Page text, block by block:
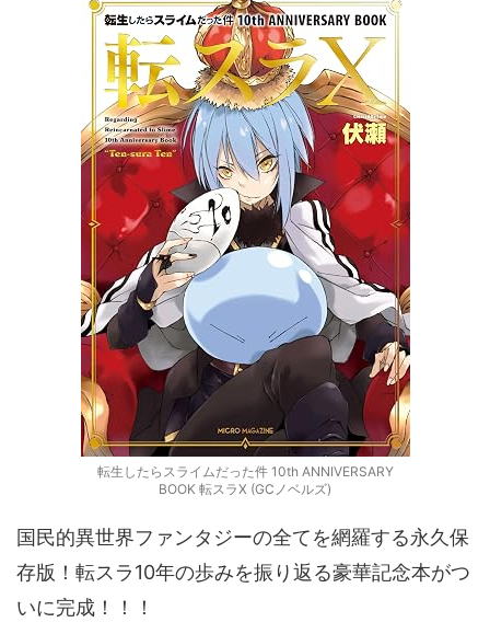
転生したらスライムだった件 10th ANNIVERSARY
BOOK 転スラX (GCノベルズ)
国民的異世界ファンタジーの全てを網羅する永久保
存版！転スラ10年の歩みを振り返る豪華記念本がつ
いに完成！！！